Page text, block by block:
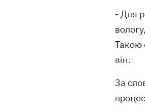
- Для
Такою
він.
За